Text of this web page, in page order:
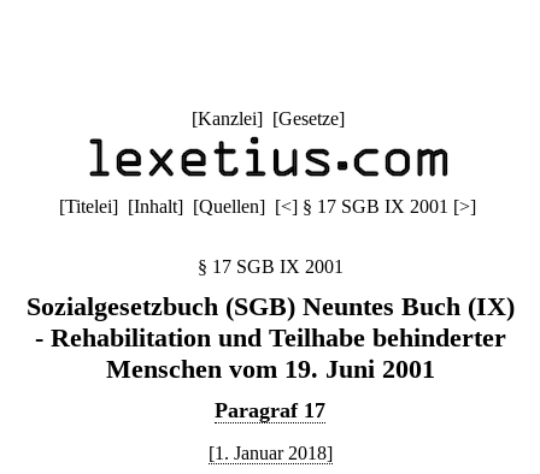
[Kanzlei] [Gesetze]
[Titelei] [Inhalt] [Quellen] [<] § 17 SGB IX 2001 [>]
§ 17 SGB IX 2001
Sozialgesetzbuch (SGB) Neuntes Buch (IX)
- Rehabilitation und Teilhabe behinderter
Menschen vom 19. Juni 2001
Paragraf 17
[1. Januar 2018]